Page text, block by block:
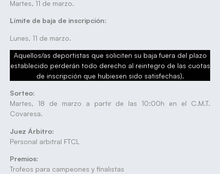
Martes, 11 de marzo.
Límite de baja de inscripción:
Lunes, 11 de marzo.
Aquellos/as deportistas que soliciten su baja fuera del plazo
establecido perderán todo derecho al reintegro de las cuotas
de inscripción que hubiesen sido satisfechas).
Sorteo:
Martes, 18 de marzo a partir de las 10:00h en el C.M.T.
Covaresa.
Juez Árbitro:
Personal arbitral FTCL
Premios:
Trofeos para campeones y finalistas